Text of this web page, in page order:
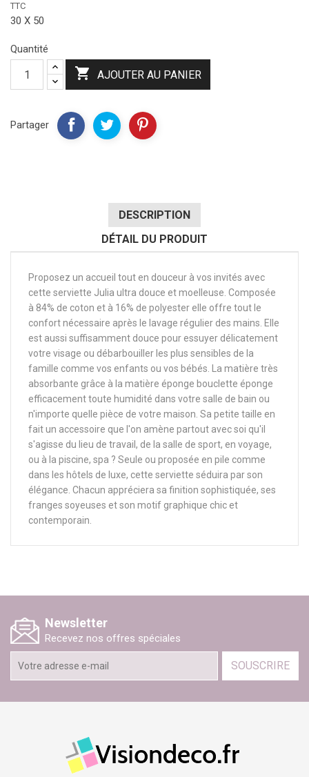
TTC
30 X 50
Quantité
 AJOUTER AU PANIER
Partager
DESCRIPTION
DÉTAIL DU PRODUIT
Proposez un accueil tout en douceur à vos invités avec
cette serviette Julia ultra douce et moelleuse. Composée
à 84% de coton et à 16% de polyester elle offre tout le
confort nécessaire après le lavage régulier des mains. Elle
est aussi suffisamment douce pour essuyer délicatement
votre visage ou débarbouiller les plus sensibles de la
famille comme vos enfants ou vos bébés. La matière très
absorbante grâce à la matière éponge bouclette éponge
efficacement toute humidité dans votre salle de bain ou
n'importe quelle pièce de votre maison. Sa petite taille en
fait un accessoire que l'on amène partout avec soi qu'il
s'agisse du lieu de travail, de la salle de sport, en voyage,
ou à la piscine, spa ? Seule ou proposée en pile comme
dans les hôtels de luxe, cette serviette séduira par son
élégance. Chacun appréciera sa finition sophistiquée, ses
franges soyeuses et son motif graphique chic et
contemporain.
Newsletter
Recevez nos offres spéciales
SOUSCRIRE